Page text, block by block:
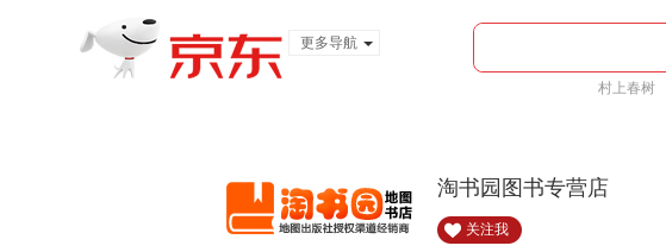
更多导航
村上春树
淘书园图书专营店
关注我